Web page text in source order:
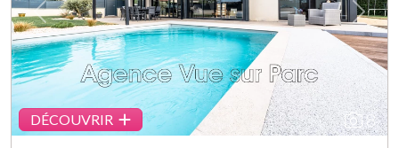
Previous Next
DÉCOUVRIR 8